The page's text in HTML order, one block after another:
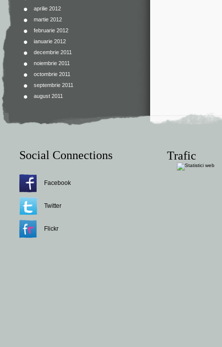
aprilie 2012
martie 2012
februarie 2012
ianuarie 2012
decembrie 2011
noiembrie 2011
octombrie 2011
septembrie 2011
august 2011
Social Connections
Facebook
Twitter
Flickr
Trafic